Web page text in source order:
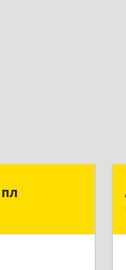
Мэйпл
Барнаул г,